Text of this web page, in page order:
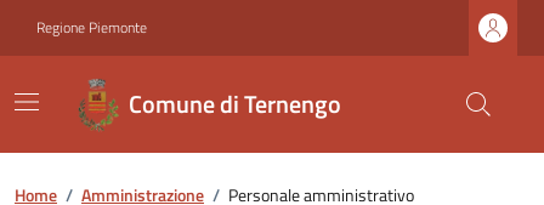
Regione Piemonte
Comune di Ternengo
Home / Amministrazione / Personale amministrativo